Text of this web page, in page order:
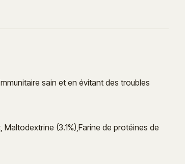
sain et en évitant des troubles
(3.1%),Farine de protéines de